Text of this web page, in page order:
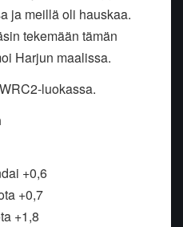
ja meillä oli hauskaa.
tekemään tämän
Harjun maalissa.
luokassa.
+0,6
+0,7
+1,8